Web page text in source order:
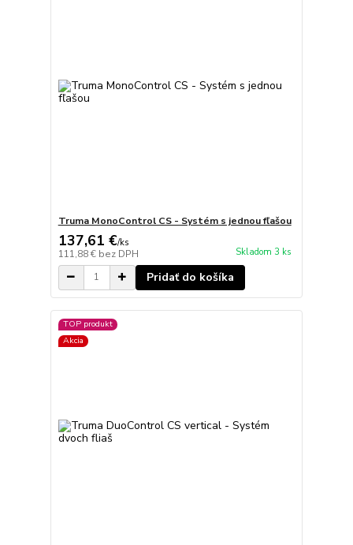
Truma MonoControl CS - Systém s jednou fľašou
137,61 €/ks
111,88 € bez DPH Skladom 3 ks
Pridať do košíka
TOP produkt
Akcia